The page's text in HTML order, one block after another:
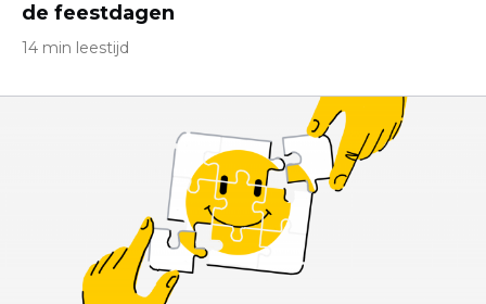
de feestdagen
14 min leestijd